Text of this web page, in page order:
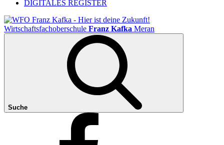
DIGITALES REGISTER
Wirtschaftsfachoberschule Franz Kafka Meran
Suche